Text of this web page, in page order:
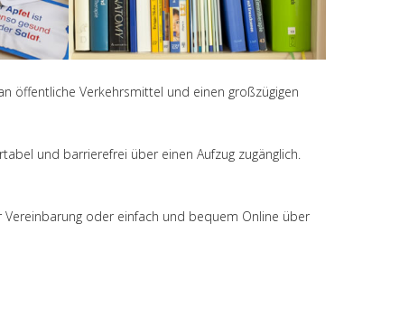
öffentliche Verkehrsmittel und einen großzügigen
und bar­ri­e­re­frei über einen Aufzug zugänglich.
oder einfach und bequem Online über